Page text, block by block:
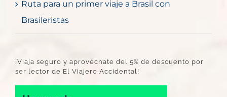
Ruta para un primer viaje a Brasil con
Brasileristas
¡Viaja seguro y aprovéchate del 5% de descuento por
ser lector de El Viajero Accidental!